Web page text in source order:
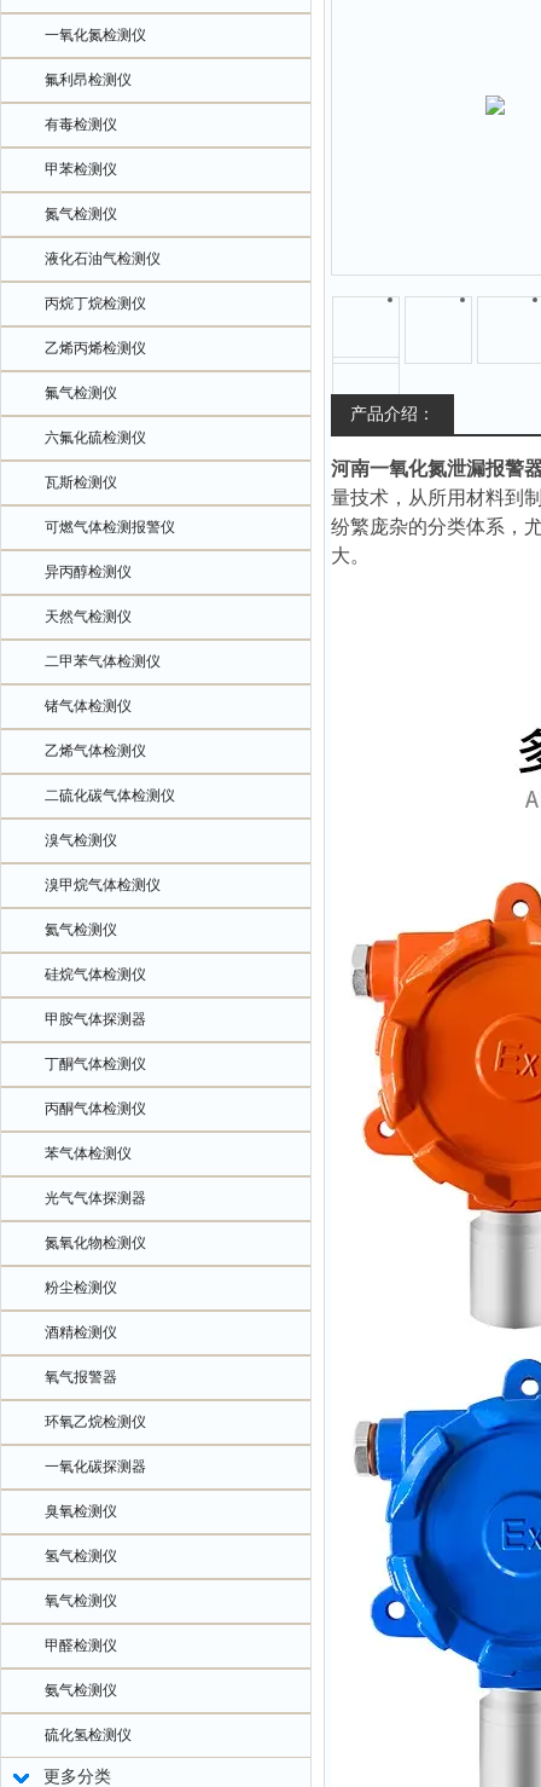
一氧化氮检测仪
氟利昂检测仪
有毒检测仪
甲苯检测仪
氮气检测仪
液化石油气检测仪
丙烷丁烷检测仪
乙烯丙烯检测仪
氟气检测仪
六氟化硫检测仪
瓦斯检测仪
可燃气体检测报警仪
异丙醇检测仪
天然气检测仪
二甲苯气体检测仪
锗气体检测仪
乙烯气体检测仪
二硫化碳气体检测仪
溴气检测仪
溴甲烷气体检测仪
氦气检测仪
硅烷气体检测仪
甲胺气体探测器
丁酮气体检测仪
丙酮气体检测仪
苯气体检测仪
光气气体探测器
氮氧化物检测仪
粉尘检测仪
酒精检测仪
氧气报警器
环氧乙烷检测仪
一氧化碳探测器
臭氧检测仪
氢气检测仪
氧气检测仪
甲醛检测仪
氨气检测仪
硫化氢检测仪
更多分类
产品介绍：
河南一氧化氮泄漏报警
量技术，从所用材料到
纷繁庞杂的分类体系，
大。